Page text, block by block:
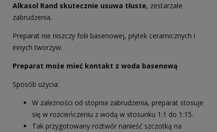
Alkasol Rand skutecznie usuwa tłuste, zestarzałe
zabrudzenia.
Preparat nie niszczy folii basenowej, płytek ceramicznych i
innych tworzyw.
Preparat może mieć kontakt z woda basenową
Sposób użycia:
W zależności od stopnia zabrudzenia, preparat stosuje
się w rozcieńczeniu z wodą w stosunku 1:1 do 1:15.
Tak przygotowany roztwór nanieść szczotką na